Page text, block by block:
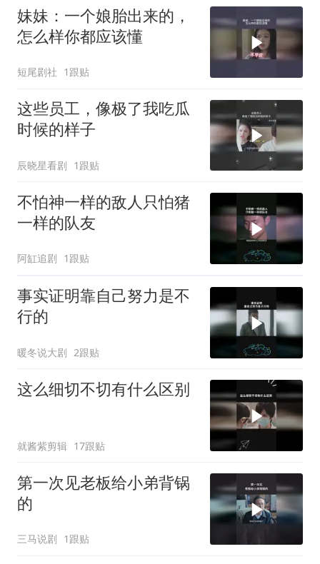
妹妹：一个娘胎出来的，
怎么样你都应该懂
短尾剧社 1跟贴
这些员工，像极了我吃瓜
时候的样子
辰晓星看剧 1跟贴
不怕神一样的敌人只怕猪
一样的队友
阿缸追剧 1跟贴
事实证明靠自己努力是不
行的
暖冬说大剧 2跟贴
这么细切不切有什么区别
就酱紫剪辑 17跟贴
第一次见老板给小弟背锅
的
三马说剧 1跟贴